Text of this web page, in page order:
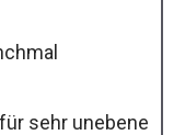
sehr unebene